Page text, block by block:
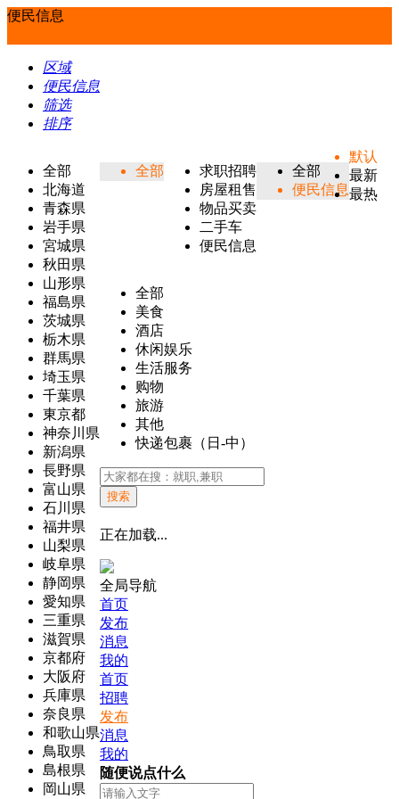
便民信息
区域
便民信息
筛选
排序
全部
北海道
青森県
岩手県
宮城県
秋田県
山形県
福島県
茨城県
栃木県
群馬県
埼玉県
千葉県
東京都
神奈川県
新潟県
長野県
富山県
石川県
福井県
山梨県
岐阜県
静岡県
愛知県
三重県
滋賀県
京都府
大阪府
兵庫県
奈良県
和歌山県
鳥取県
島根県
岡山県
全部
求职招聘
房屋租售
物品买卖
二手车
便民信息
全部
便民信息
全部
美食
酒店
休闲娱乐
生活服务
购物
旅游
其他
快递包裹（日-中）
默认
最新
最热
搜索
正在加载...
全局导航
首页
发布
消息
我的
首页
招聘
发布
消息
我的
随便说点什么